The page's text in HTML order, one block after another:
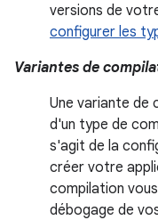
versions de
configurer les
Variantes de
Une variante de
d'un type de
s'agit de la
créer votre
compilation
débogage de